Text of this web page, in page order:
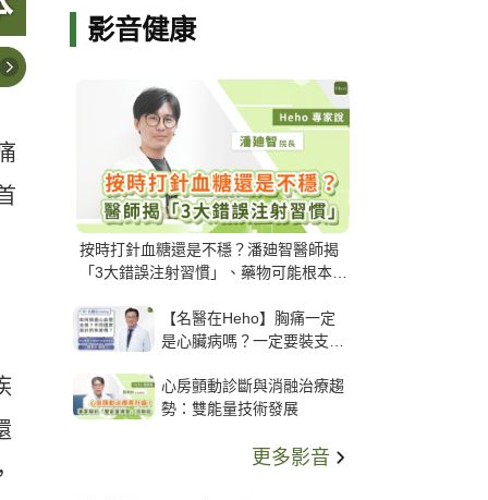
影音健康
按時打針血糖還是不穩？潘廸智醫師揭
「3大錯誤注射習慣」、藥物可能根本沒
【名醫在Heho】胸痛一定
是心臟病嗎？一定要裝支
解析支架種類、風險與選擇
關鍵
心房顫動診斷與消融治療趨
勢：雙能量技術發展
更多影音